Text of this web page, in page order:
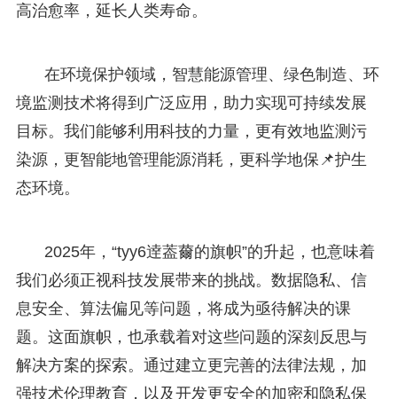
高治愈率，延长人类寿命。
在环境保护领域，智慧能源管理、绿色制造、环
境监测技术将得到广泛应用，助力实现可持续发展
目标。我们能够利用科技的力量，更有效地监测污
染源，更智能地管理能源消耗，更科学地保📌护生
态环境。
2025年，“tyy6逹葢薾的旗帜”的升起，也意味着
我们必须正视科技发展带来的挑战。数据隐私、信
息安全、算法偏见等问题，将成为亟待解决的课
题。这面旗帜，也承载着对这些问题的深刻反思与
解决方案的探索。通过建立更完善的法律法规，加
强技术伦理教育，以及开发更安全的加密和隐私保